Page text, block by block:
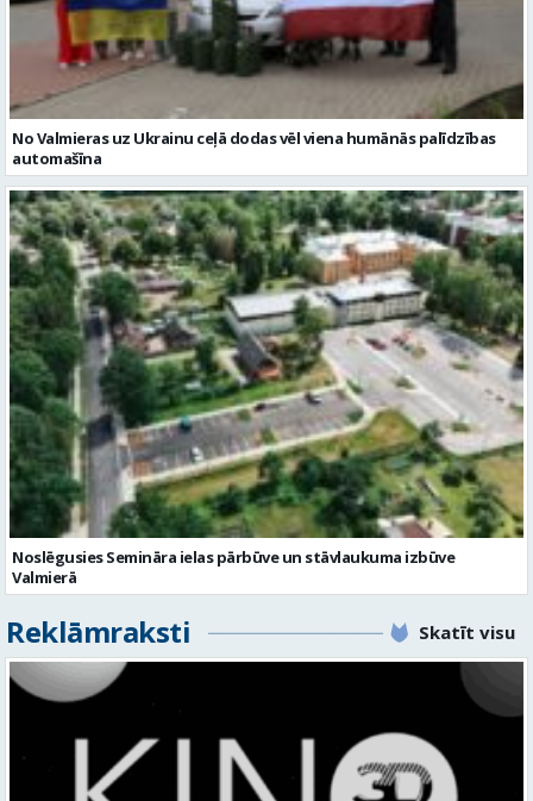
No Valmieras uz Ukrainu ceļā dodas vēl viena humānās palīdzības
automašīna
Noslēgusies Semināra ielas pārbūve un stāvlaukuma izbūve
Valmierā
Reklāmraksti Skatīt visu